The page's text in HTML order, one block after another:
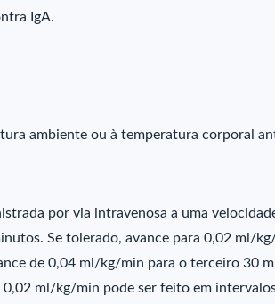
IgA.
ambiente ou à temperatura corporal
por via intravenosa a uma
Se tolerado, avance para 0,02 ml/
de 0,04 ml/kg/min para o terceiro 30
ml/kg/min pode ser feito em